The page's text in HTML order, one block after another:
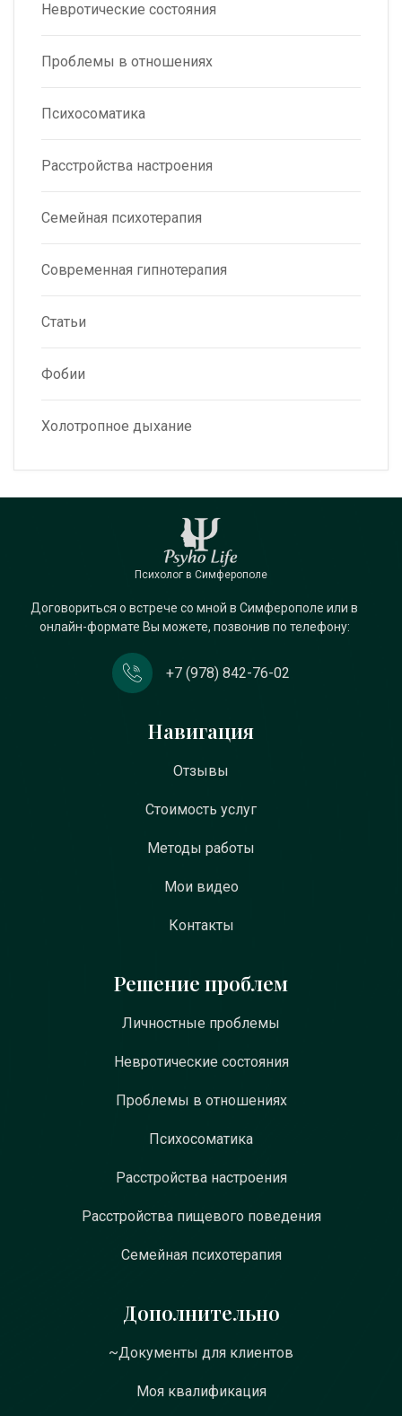
Невротические состояния
Проблемы в отношениях
Психосоматика
Расстройства настроения
Семейная психотерапия
Современная гипнотерапия
Статьи
Фобии
Холотропное дыхание
Психолог в Симферополе
Договориться о встрече со мной в Симферополе или в
онлайн-формате Вы можете, позвонив по телефону:
+7 (978) 842-76-02
Навигация
Отзывы
Стоимость услуг
Методы работы
Мои видео
Контакты
Решение проблем
Личностные проблемы
Невротические состояния
Проблемы в отношениях
Психосоматика
Расстройства настроения
Расстройства пищевого поведения
Семейная психотерапия
Дополнительно
~Документы для клиентов
Моя квалификация